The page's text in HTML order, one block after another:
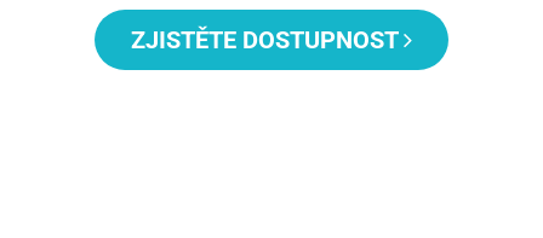
ZJISTĚTE DOSTUPNOST